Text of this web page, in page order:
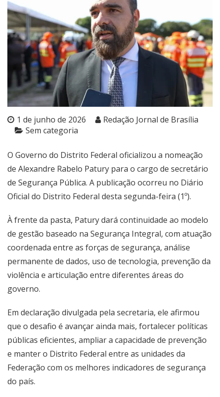
1 de junho de 2026
Redação Jornal de Brasília
Sem categoria
O Governo do Distrito Federal oficializou a nomeação
de Alexandre Rabelo Patury para o cargo de secretário
de Segurança Pública. A publicação ocorreu no Diário
Oficial do Distrito Federal desta segunda-feira (1º).
À frente da pasta, Patury dará continuidade ao modelo
de gestão baseado na Segurança Integral, com atuação
coordenada entre as forças de segurança, análise
permanente de dados, uso de tecnologia, prevenção da
violência e articulação entre diferentes áreas do
governo.
Em declaração divulgada pela secretaria, ele afirmou
que o desafio é avançar ainda mais, fortalecer políticas
públicas eficientes, ampliar a capacidade de prevenção
e manter o Distrito Federal entre as unidades da
Federação com os melhores indicadores de segurança
do país.